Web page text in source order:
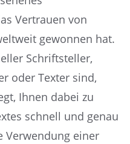
Vertrauen von
gewonnen hat.
Schriftsteller,
oder Texter sind,
Ihnen dabei zu
schnell und genau
Verwendung einer